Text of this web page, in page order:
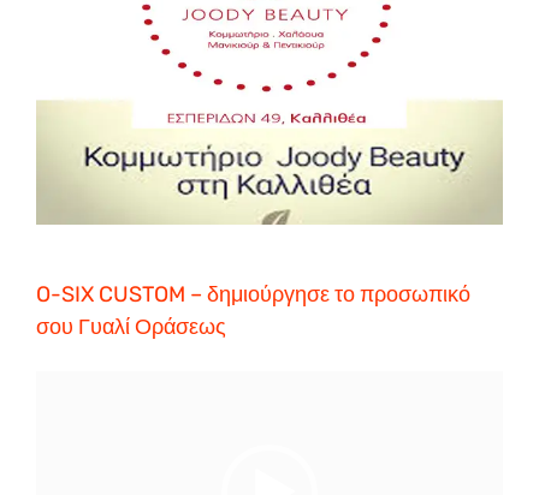
O-SIX CUSTOM – δημιούργησε το προσωπικό
σου Γυαλί Οράσεως